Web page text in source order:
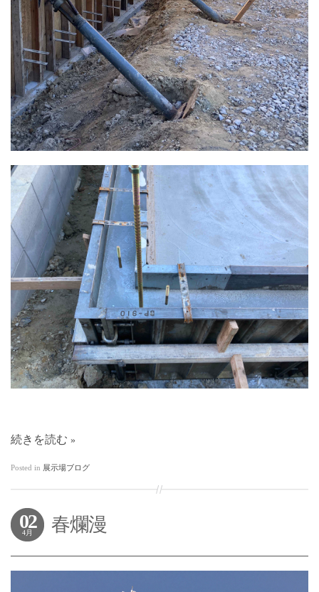
続きを読む
Posted in 展示場ブログ
02
4月 春爛漫